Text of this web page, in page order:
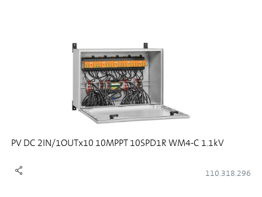
PV DC 2IN/1OUTx10 10MPPT 10SPD1R WM4-C 1.1kV
110.318.296